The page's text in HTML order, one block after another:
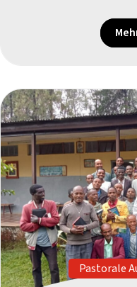
Pastorale